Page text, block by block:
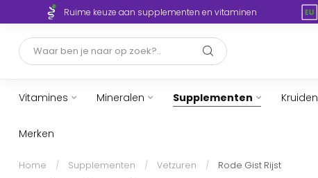
Ruime keuze aan supplementen en vitaminen
Vitamines Mineralen Supplementen Kruiden
Merken
Home / Supplementen / Vetzuren / Rode Gist Rijst